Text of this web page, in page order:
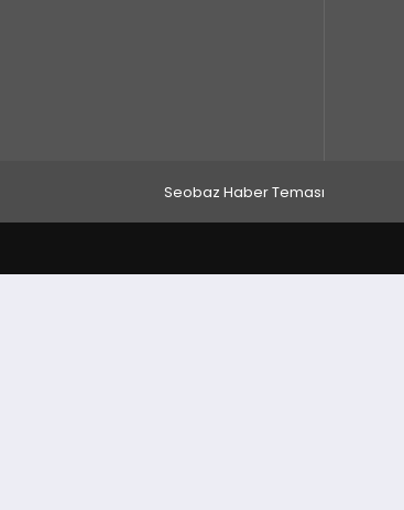
Seobaz Haber Teması